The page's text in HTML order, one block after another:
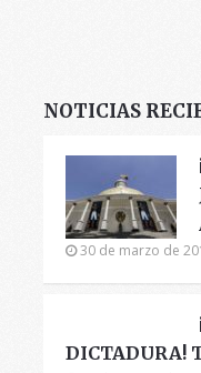
NOTICIAS
30 de marzo de
DICTADURA!